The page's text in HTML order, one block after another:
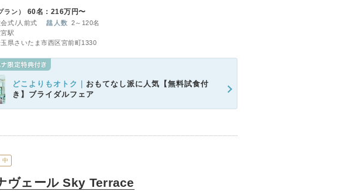
で選択可能です。
ラン） 60名：216万円〜
式 人前式 人数 2～120名
駅
県さいたま市西区宮前町1330
どこよりもオトク｜ おもてなし派に人気【無料試食付
き】ブライダルフェア
ヴェール Sky Terrace
中